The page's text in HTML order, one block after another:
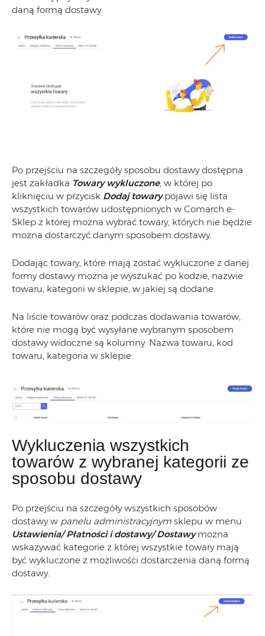
daną formą dostawy.
Po przejściu na szczegóły sposobu dostawy dostępna
jest zakładka Towary wykluczone, w której po
kliknięciu w przycisk Dodaj towarypojawi się lista
wszystkich towarów udostępnionych w Comarch e-
Sklep z której można wybrać towary, których nie będzie
można dostarczyć danym sposobem dostawy.
Dodając towary, które mają zostać wykluczone z danej
formy dostawy można je wyszukać po kodzie, nazwie
towaru, kategorii w sklepie, w jakiej są dodane.
Na liście towarów oraz podczas dodawania towarów,
które nie mogą być wysyłane wybranym sposobem
dostawy widoczne są kolumny: Nazwa towaru, kod
towaru, kategoria w sklepie.
Wykluczenia wszystkich
towarów z wybranej kategorii ze
sposobu dostawy
Po przejściu na szczegóły wszystkich sposobów
dostawy w panelu administracyjnym sklepu w menu
Ustawienia/ Płatności i dostawy/ Dostawymożna
wskazywać kategorie z której wszystkie towary mają
być wykluczone z możliwości dostarczenia daną formą
dostawy.